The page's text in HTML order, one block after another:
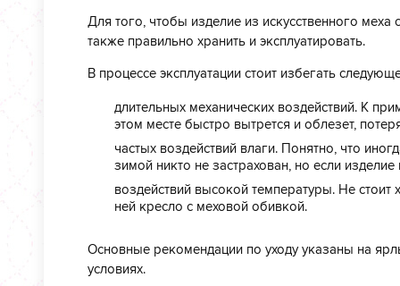
Для того, чтобы изделие из искусственного
также правильно хранить и эксплуатировать.
В процессе эксплуатации стоит избегать
длительных механических воздействий. К
этом месте быстро вытрется и облезет,
частых воздействий влаги. Понятно, что
зимой никто не застрахован, но если
воздействий высокой температуры. Не
ней кресло с меховой обивкой.
Основные рекомендации по уходу указаны на
условиях.